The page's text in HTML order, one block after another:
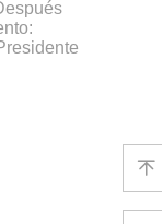
